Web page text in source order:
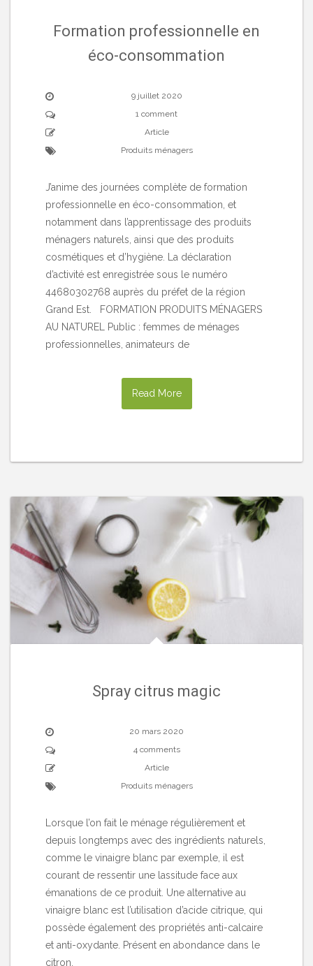
Formation professionnelle en
éco-consommation
9 juillet 2020
1 comment
Article
Produits ménagers
J’anime des journées complète de formation
professionnelle en éco-consommation, et
notamment dans l’apprentissage des produits
ménagers naturels, ainsi que des produits
cosmétiques et d’hygiène. La déclaration
d’activité est enregistrée sous le numéro
44680302768 auprès du préfet de la région
Grand Est. FORMATION PRODUITS MÉNAGERS
AU NATUREL Public : femmes de ménages
professionnelles, animateurs de
Read More
Spray citrus magic
20 mars 2020
4 comments
Article
Produits ménagers
Lorsque l’on fait le ménage régulièrement et
depuis longtemps avec des ingrédients naturels,
comme le vinaigre blanc par exemple, il est
courant de ressentir une lassitude face aux
émanations de ce produit. Une alternative au
vinaigre blanc est l’utilisation d’acide citrique, qui
possède également des propriétés anti-calcaire
et anti-oxydante. Présent en abondance dans le
citron,